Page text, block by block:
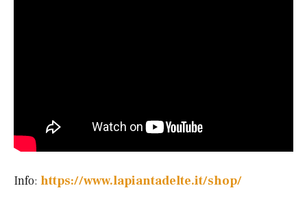
Info: https://www.lapiantadelte.it/shop/